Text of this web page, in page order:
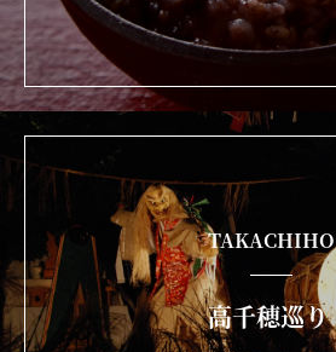
TAKACHIHO
高千穂巡り